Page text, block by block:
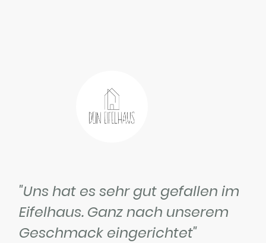
"Uns hat es sehr gut gefallen im
Eifelhaus. Ganz nach unserem
Geschmack eingerichtet"